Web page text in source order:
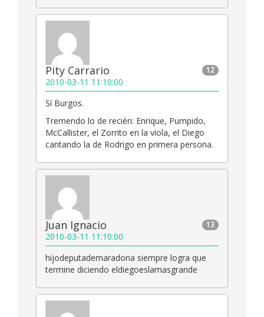
12
Pity Carrario
2010-03-11 11:10:00
Sí Burgos.
Tremendo lo de recién: Enrique, Pumpido,
McCallister, el Zorrito en la viola, el Diego
cantando la de Rodrigo en primera persona.
13
Juan Ignacio
2010-03-11 11:10:00
hijodeputademaradona siempre logra que
termine diciendo eldiegoeslamasgrande